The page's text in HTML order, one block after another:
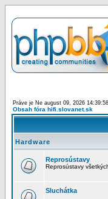
Práve je Ne august 09, 2026 14:39:58
Obsah fóra hifi.slovanet.sk
Hardware
Reprosústavy
Reprosústavy
Sluchátka